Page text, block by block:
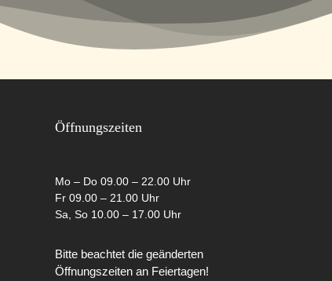
Öffnungszeiten
Mo – Do 09.00 – 22.00 Uhr
Fr 09.00 – 21.00 Uhr
Sa, So 10.00 – 17.00 Uhr
Bitte beachtet die geänderten
Öffnungszeiten an Feiertagen!